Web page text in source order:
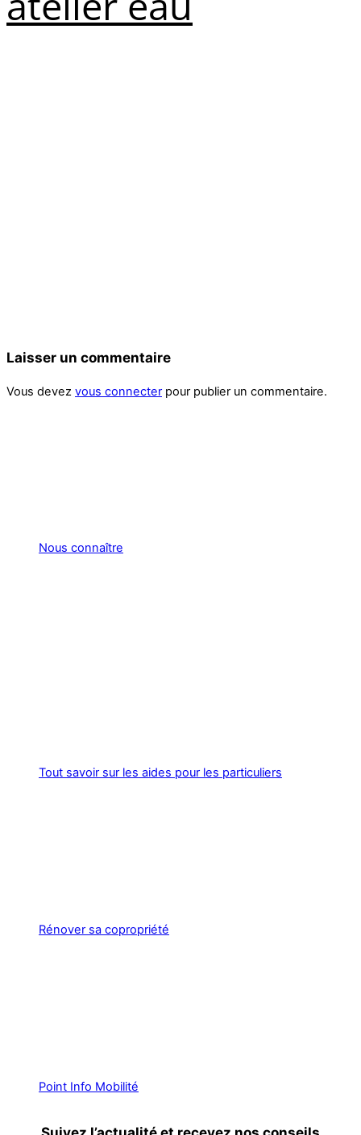
Laisser un commentaire
Vous devez vous connecter pour publier un commentaire.
Nous connaître
Tout savoir sur les aides pour les particuliers
Rénover sa copropriété
Point Info Mobilité